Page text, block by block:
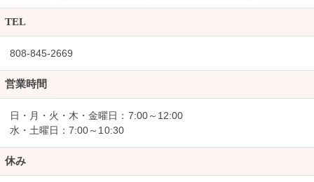
TEL
808-845-2669
営業時間
日・月・火・木・金曜日：7:00～12:00
水・土曜日：7:00～10:30
休み